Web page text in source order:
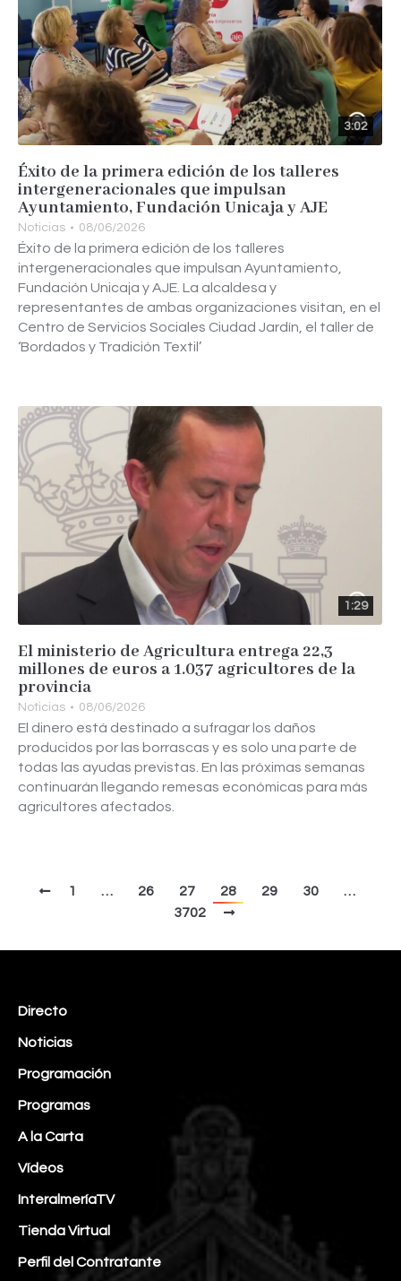
3:02
Éxito de la primera edición de los talleres
intergeneracionales que impulsan
Ayuntamiento, Fundación Unicaja y AJE
Noticias 08/06/2026
Éxito de la primera edición de los talleres
intergeneracionales que impulsan Ayuntamiento,
Fundación Unicaja y AJE. La alcaldesa y
representantes de ambas organizaciones visitan, en el
Centro de Servicios Sociales Ciudad Jardín, el taller de
‘Bordados y Tradición Textil’
1:29
El ministerio de Agricultura entrega 22,3
millones de euros a 1.037 agricultores de la
provincia
Noticias 08/06/2026
El dinero está destinado a sufragar los daños
producidos por las borrascas y es solo una parte de
todas las ayudas previstas. En las próximas semanas
continuarán llegando remesas económicas para más
agricultores afectados.
1 … 26 27 28 29 30
…
3702
Directo
Noticias
Programación
Programas
A la Carta
Vídeos
InteralmeríaTV
Tienda Virtual
Perfil del Contratante